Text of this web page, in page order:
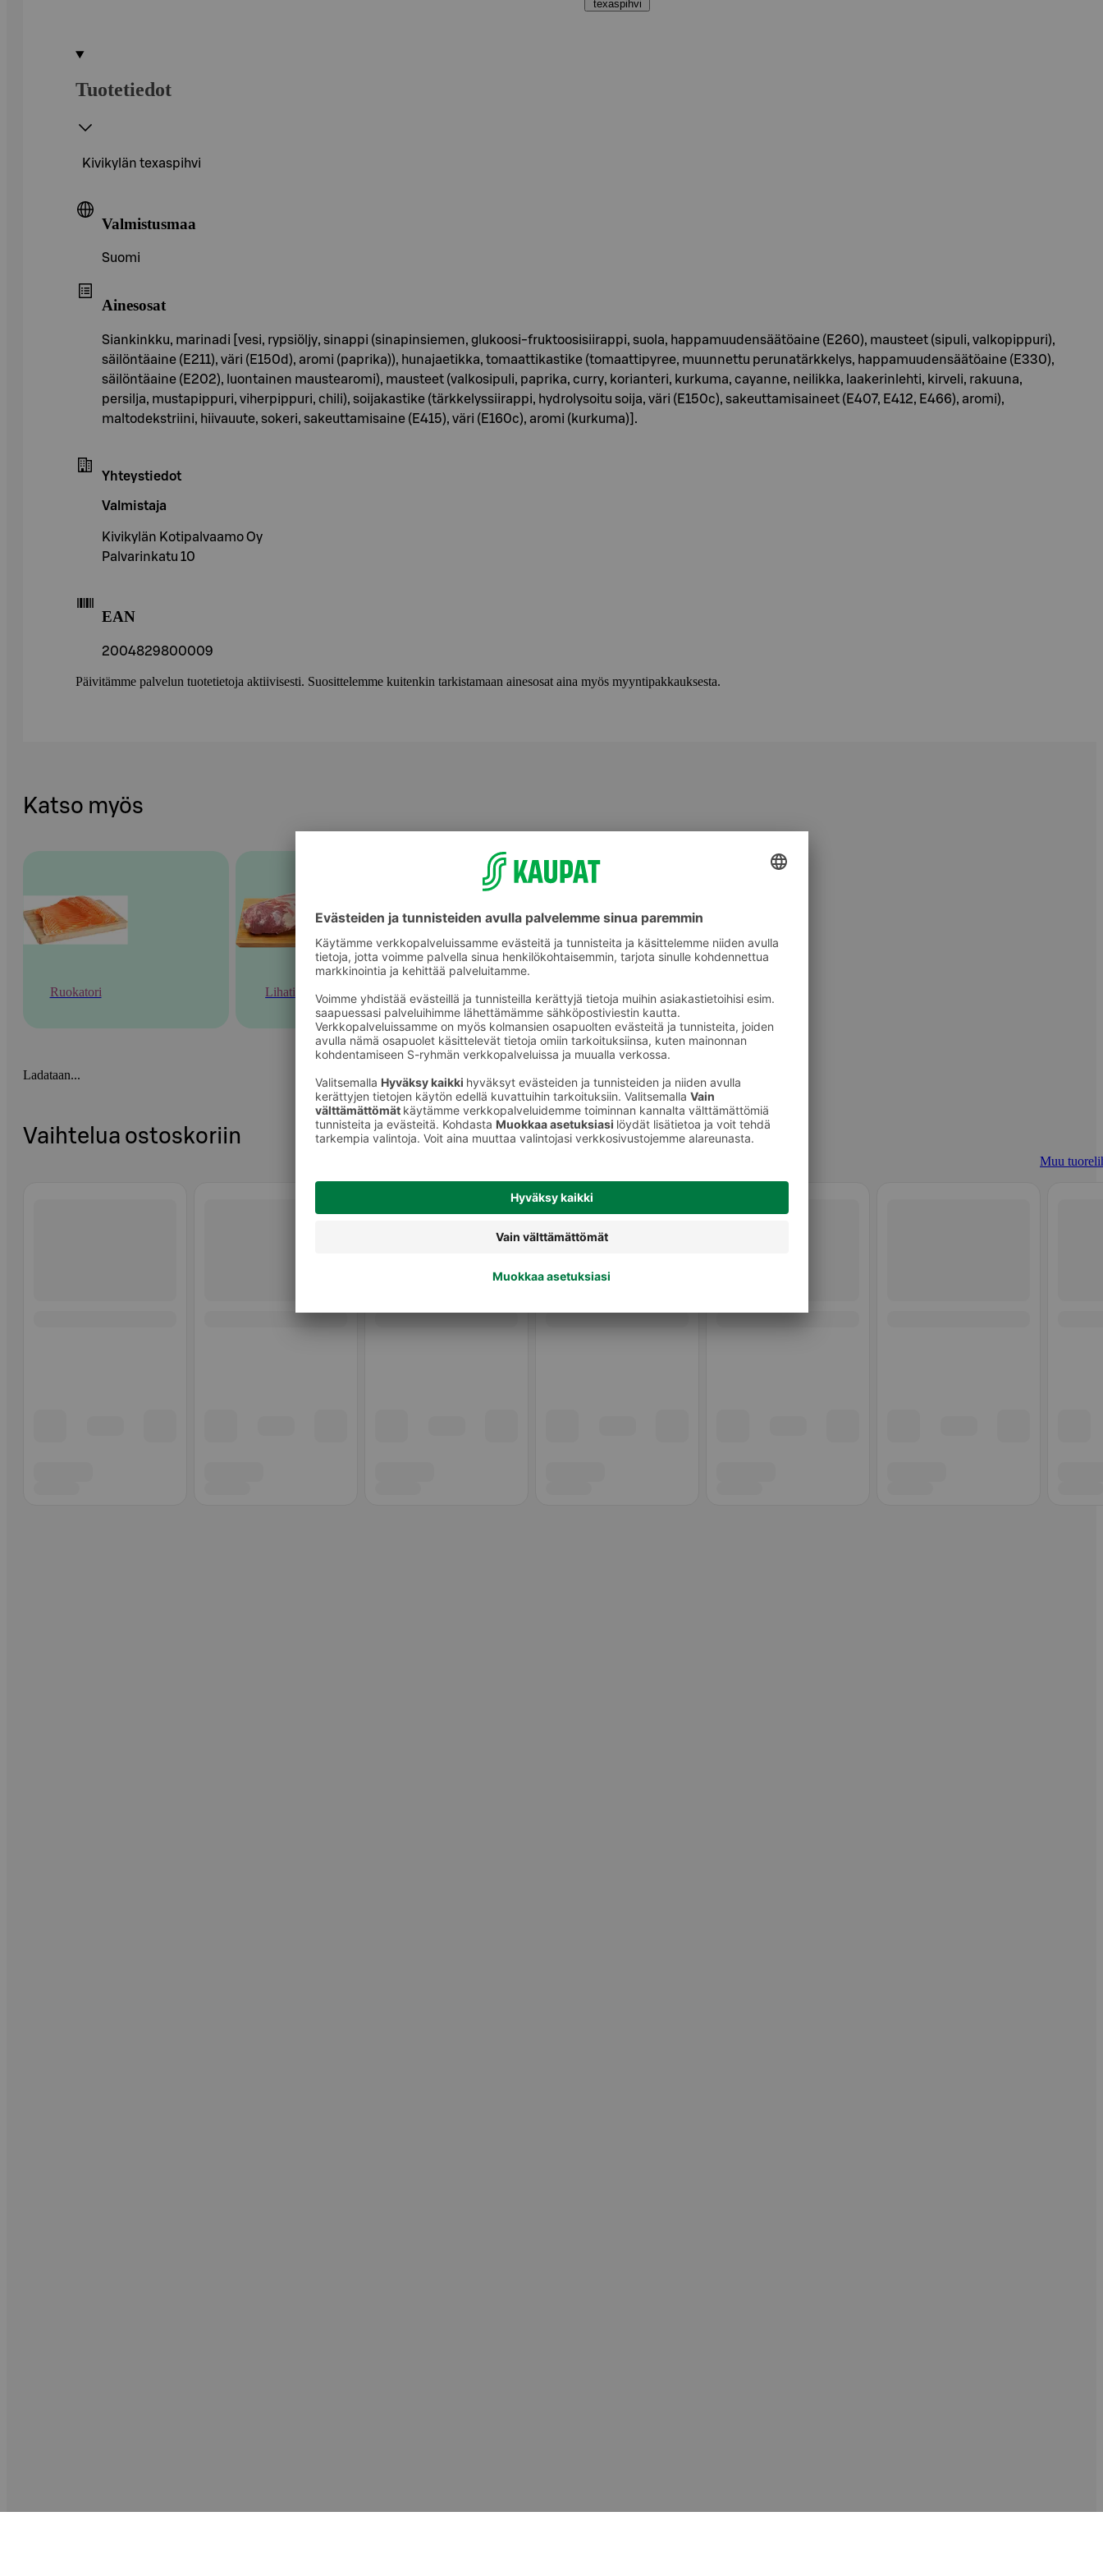
texaspihvi
Tuotetiedot
Kivikylän texaspihvi
Valmistusmaa
Suomi
Ainesosat
Siankinkku, marinadi [vesi, rypsiöljy, sinappi (sinapinsiemen, glukoosi-fruktoosisiirappi, suola, happamuudensäätöaine (E260), mausteet (sipuli, valkopippuri),
säilöntäaine (E211), väri (E150d), aromi (paprika)), hunajaetikka, tomaattikastike (tomaattipyree, muunnettu perunatärkkelys, happamuudensäätöaine (E330),
säilöntäaine (E202), luontainen maustearomi), mausteet (valkosipuli, paprika, curry, korianteri, kurkuma, cayanne, neilikka, laakerinlehti, kirveli, rakuuna,
persilja, mustapippuri, viherpippuri, chili), soijakastike (tärkkelyssiirappi, hydrolysoitu soija, väri (E150c), sakeuttamisaineet (E407, E412, E466), aromi),
maltodekstriini, hiivauute, sokeri, sakeuttamisaine (E415), väri (E160c), aromi (kurkuma)].
Yhteystiedot
Valmistaja
Kivikylän Kotipalvaamo Oy
Palvarinkatu 10
EAN
2004829800009
Päivitämme palvelun tuotetietoja aktiivisesti. Suosittelemme kuitenkin tarkistamaan ainesosat aina myös myyntipakkauksesta.
Katso myös
Ruokatori Lihatiski Muu tuoreliha
Ladataan...
Vaihtelua ostoskoriin
Muu